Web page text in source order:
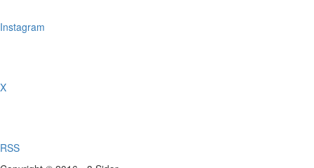
Instagram
X
RSS